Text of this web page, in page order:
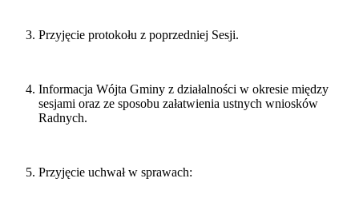
Przyjęcie protokołu z poprzedniej Sesji.
Informacja Wójta Gminy z działalności w okresie między
sesjami oraz ze sposobu załatwienia ustnych wniosków
Radnych.
Przyjęcie uchwał w sprawach: